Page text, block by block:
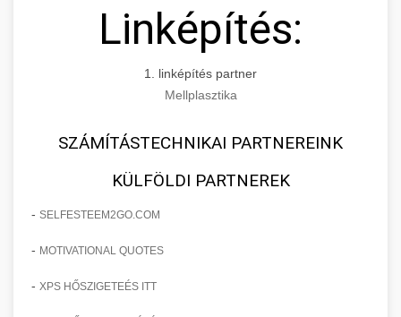
Linképítés:
1. linképítés partner
Mellplasztika
SZÁMÍTÁSTECHNIKAI PARTNEREINK
KÜLFÖLDI PARTNEREK
- SELFESTEEM2GO.COM
- MOTIVATIONAL QUOTES
- XPS HŐSZIGETEÉS ITT